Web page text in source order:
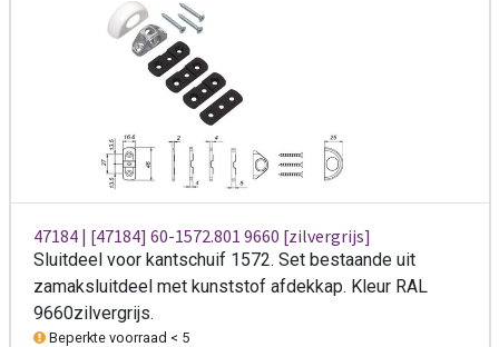
47184 | [47184] 60-1572.801 9660 [zilvergrijs]
Sluitdeel voor kantschuif 1572. Set bestaande uit
zamaksluitdeel met kunststof afdekkap. Kleur RAL
9660zilvergrijs.
Beperkte voorraad < 5